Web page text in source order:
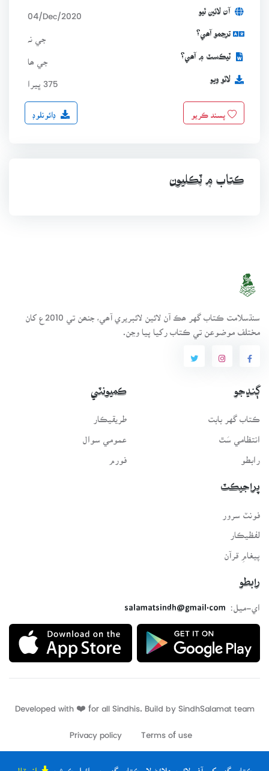
ڪتاب گهر کي آف لائين ھلائڻ لاءِ ڪتاب گهر جي ائپليڪيشن انسٽال
آن لائين ٿيو 04/Dec/2020
ترجمو آھي؟
ٽيڪسٽ ۾ آھي؟ جي ھا
لاٿو ويو 375 ڀيرا
پسند ڪريو ڊائونلوڊ
ڪتاب ۾ ٽِڪليون
سنڌسلامت ڪتاب گهر ھڪ آن لائين لائبريري آھي، جنھن تي 2010ع کان
مختلف موضوعن تي ڪتاب رکيا پيا وڃن.
ڳنڍجو
ڪتاب گهر بابت
انتظامي سَٿ
رابطو
ڪميونٽي
طريقيڪار
عمومي سوال
پراجيڪٽ
فونٽ سرور
لفظيڪار
پيغامِ قرآن
رابطو
اي-ميل:
salamatsindh@gmail.com
Developed with ❤️ for all Sindhis. Build by SindhSalamat
Terms of use
Privacy policy